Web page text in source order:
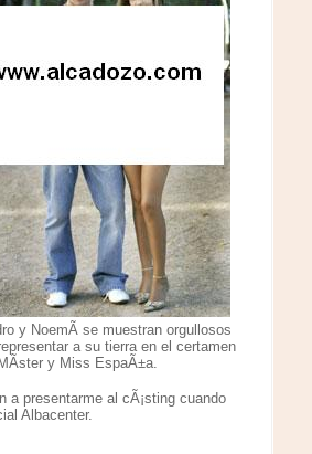
y NoemÃ­ se muestran orgullosos
a su tierra en el certamen
y Miss EspaÃ±a.
a presentarme al cÃ¡sting cuando
Albacenter.